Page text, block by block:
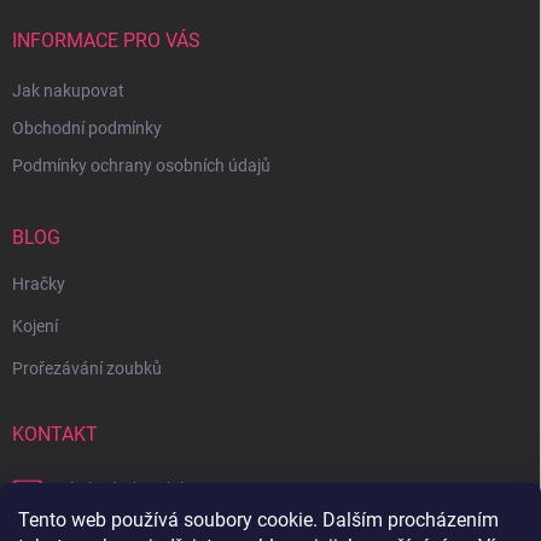
Tento web používá soubory cookie. Dalším procházením
INFORMACE PRO VÁS
Jak nakupovat
Obchodní podmínky
Podmínky ochrany osobních údajů
BLOG
Hračky
Kojení
Prořezávání zoubků
KONTAKT
obchod bambilon.cz
+420 728 355 665